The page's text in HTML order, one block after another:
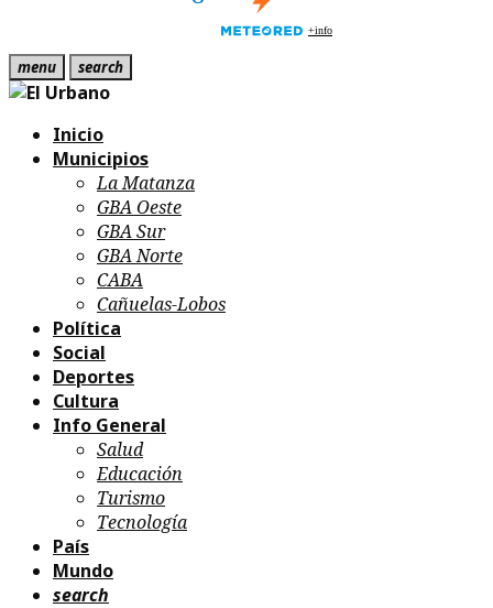
menu search
Inicio
Municipios
La Matanza
GBA Oeste
GBA Sur
GBA Norte
CABA
Cañuelas-Lobos
Política
Social
Deportes
Cultura
Info General
Salud
Educación
Turismo
Tecnología
País
Mundo
search